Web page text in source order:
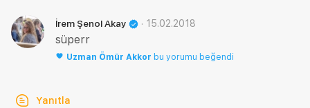
İrem Şenol Akay · 15.02.2018
süperr
Uzman Ömür Akkor bu yorumu beğendi
Yanıtla